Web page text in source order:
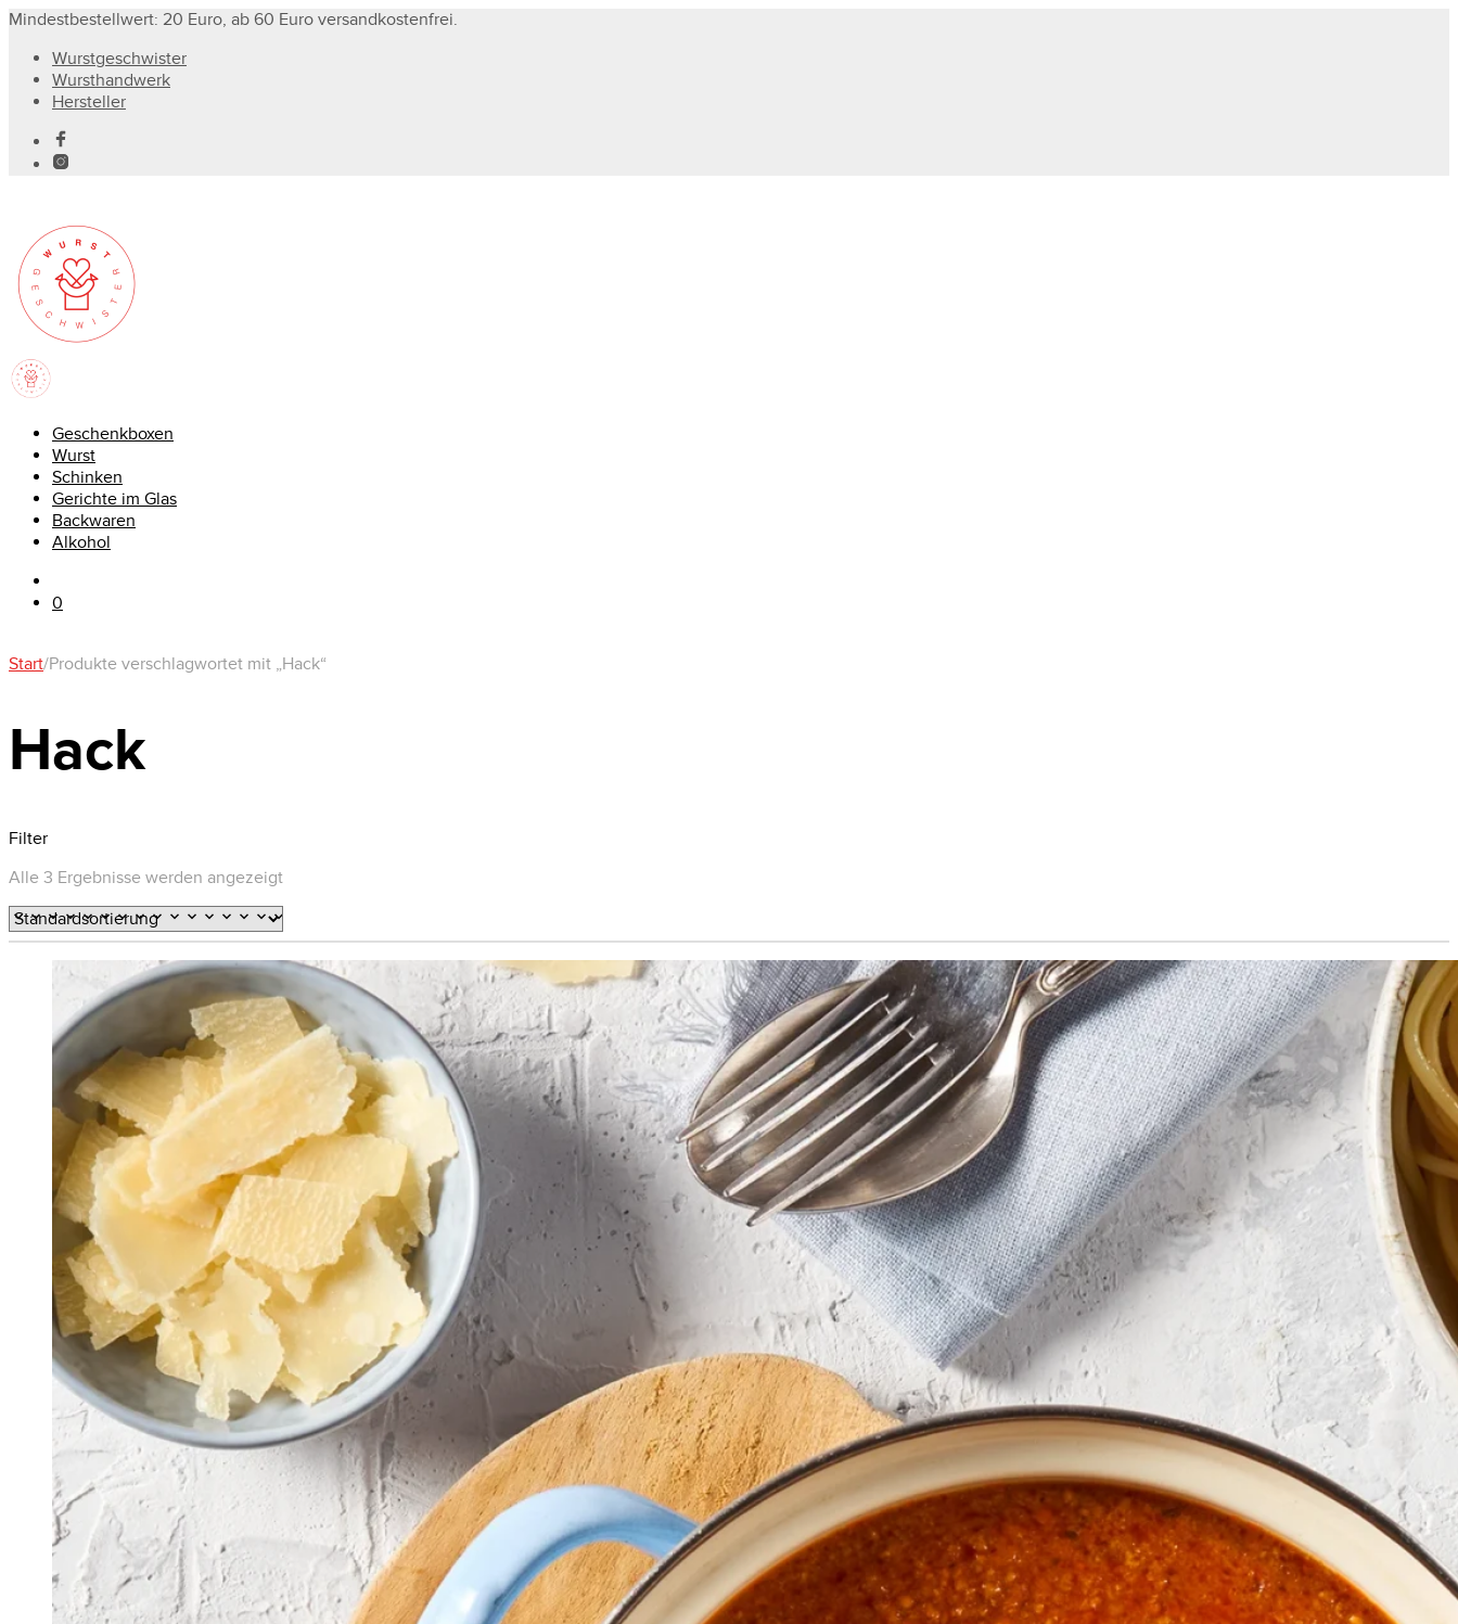
Mindestbestellwert: 20 Euro, ab 60 Euro versandkostenfrei.
Wurstgeschwister
Wursthandwerk
Hersteller
Geschenkboxen
Wurst
Schinken
Gerichte im Glas
Backwaren
Alkohol
0
Start/Produkte verschlagwortet mit „Hack“
Hack
Filter
Alle 3 Ergebnisse werden angezeigt